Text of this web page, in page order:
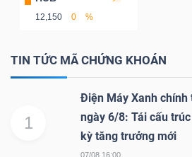
12,150 0 %
TIN TỨC MÃ CHỨNG KHOÁN
1
Điện Máy Xanh chính
ngày 6/8: Tái cấu
kỳ tăng trưởng mới
07/08 16:00
YẾU
THIẾT